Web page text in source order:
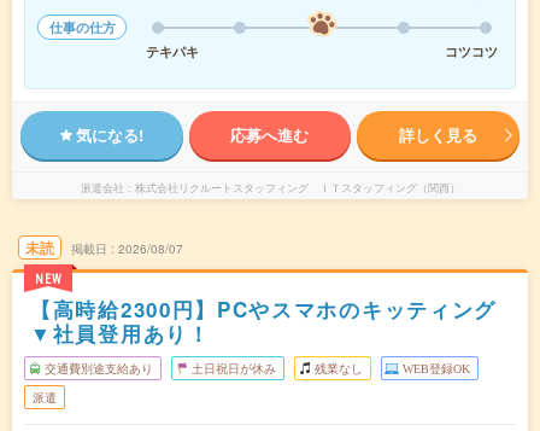
仕事の仕方
テキパキ
コツコツ
気になる! 応募へ進む 詳しく見る
派遣会社 株式会社リクルートスタッフィング ＩＴスタッフィング（関西）
未読
NEW
掲載日 2026/08/07
【高時給2300円】PCやスマホのキッティング
▼社員登用あり！
交通費別途支給あり 土日祝日が休み 残業なし WEB登録OK
派遣